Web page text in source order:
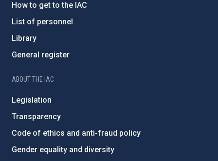
How to get to the IAC
List of personnel
Library
General register
ABOUT THE IAC
Legislation
Transparency
Code of ethics and anti-fraud policy
Gender equality and diversity